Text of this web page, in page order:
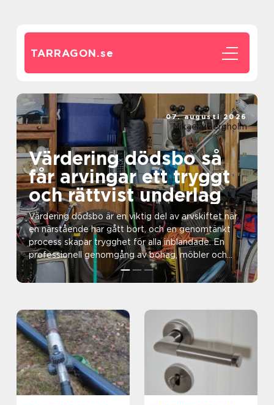
TARRAGON.se
Värdering dödsbo så
får arvingar ett tryggt
och rättvist underlag
Värdering dödsbo är en viktig del av arvskiftet när
en närstående har gått bort, och en genomtänkt
process skapar trygghet för alla inblandade. En
professionell genomgång av bohag, möbler och
övrigt l...
07. augusti 2026
Mikaela Bergholm